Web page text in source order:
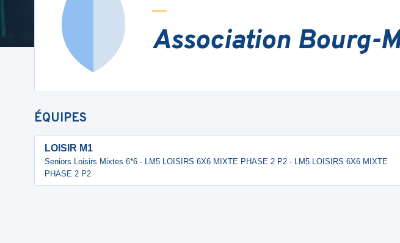
Association Bourg-
ÉQUIPES
LOISIR M1
Seniors Loisirs Mixtes 6*6 - LM5 LOISIRS 6X6 MIXTE PHASE 2 P2 - LM5 LOISIRS 6X6 MIXTE
PHASE 2 P2